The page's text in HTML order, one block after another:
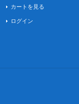
カートを見る
ログイン